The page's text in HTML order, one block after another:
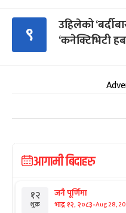
९
उहिलेको
‘कनेक्टिभिटी
आगामी बिदाहरु
१२
शुक्र
जनै पूर्णिमा
भाद्र १२, २०८३-Aug 28,